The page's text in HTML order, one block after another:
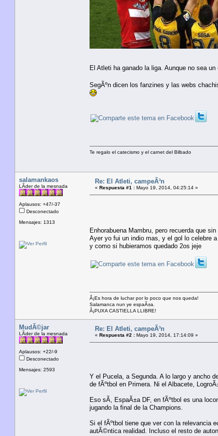
El Atleti ha ganado la liga. Aunque no sea
SegÃºn dicen los fanzines y las webs
Te regalo el catecismo y el carnet del Bilbado
salamankaos
LÃ­der de la mesnada
Aplausos: +47/-37
Desconectado
Mensajes: 1313
Re: El Atleti, campeÃ³n
« Respuesta #1 : Mayo 19, 2014, 04:25:14 »
Enhorabuena Mambru, pero recuerda que
Ayer yo fui un indio mas, y el gol lo celebre
y como si hubieramos quedado 2os jeje
Â¡Es hora de luchar por lo poco que nos queda!
Salamanca nun ye espaÃ±a.
Â¡PUXA CASTIELLA LLIBRE!
MudÃ©jar
LÃ­der de la mesnada
Aplausos: +22/-9
Desconectado
Mensajes: 2593
Re: El Atleti, campeÃ³n
« Respuesta #2 : Mayo 19, 2014, 17:14:09 »
Y el Pucela, a Segunda. A lo largo y ancho
de fÃºtbol en Primera. Ni el Albacete,
Eso sÃ­, EspaÃ±a DF, en fÃºtbol es una
jugando la final de la Champions.
Si el fÃºtbol tiene que ver con la relevancia
autÃ©ntica realidad. Incluso el resto de